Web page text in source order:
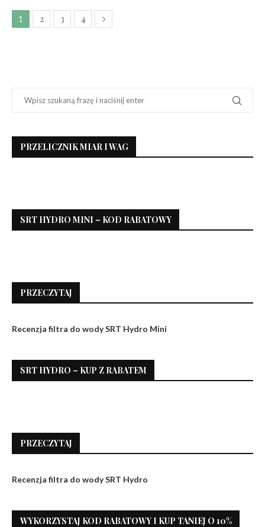
1 2 3 4
PRZELICZNIK MIAR I WAG
SRT HYDRO MINI – KOD RABATOWY
PRZECZYTAJ
Recenzja filtra do wody SRT Hydro Mini
SRT HYDRO – KUP Z RABATEM
PRZECZYTAJ
Recenzja filtra do wody SRT Hydro
WYKORZYSTAJ KOD RABATOWY I KUP TANIEJ O 10%